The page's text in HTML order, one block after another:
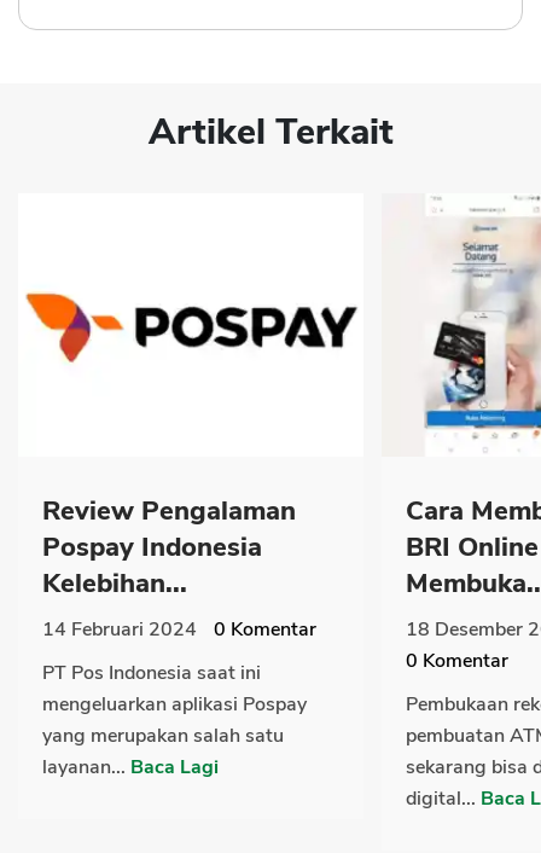
Artikel Terkait
Review Pengalaman
Pospay Indonesia
Kelebihan...
14 Februari 2024 0 Komentar
PT Pos Indonesia saat ini
mengeluarkan aplikasi Pospay
yang merupakan salah satu
layanan... Baca Lagi
Cara
BRI
18 Desember
0 Komentar
Pembukaan
pembuatan
sekarang bisa
digital... Baca